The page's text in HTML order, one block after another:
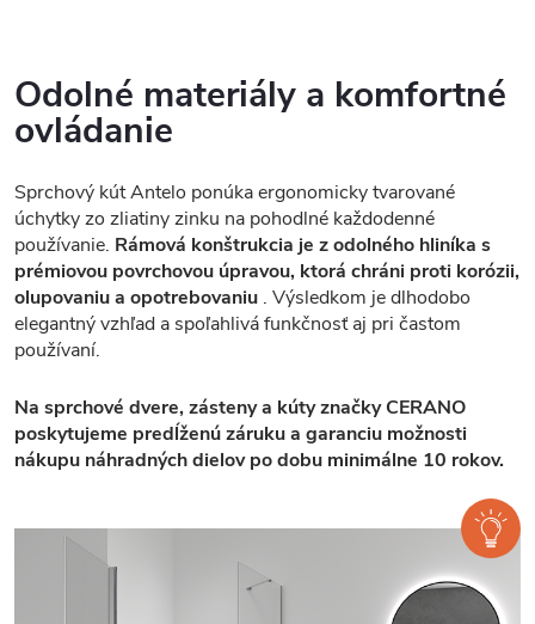
Odolné materiály a komfortné
ovládanie
Sprchový kút Antelo ponúka ergonomicky tvarované
úchytky zo zliatiny zinku na pohodlné každodenné
používanie. Rámová konštrukcia je z odolného hliníka s
prémiovou povrchovou úpravou, ktorá chráni proti korózii,
olupovaniu a opotrebovaniu . Výsledkom je dlhodobo
elegantný vzhľad a spoľahlivá funkčnosť aj pri častom
používaní.
Na sprchové dvere, zásteny a kúty značky CERANO
poskytujeme predĺženú záruku a garanciu možnosti
nákupu náhradných dielov po dobu minimálne 10 rokov.